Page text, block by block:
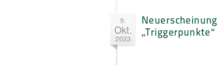
9.
Okt.
2023
„Triggerpunkte“